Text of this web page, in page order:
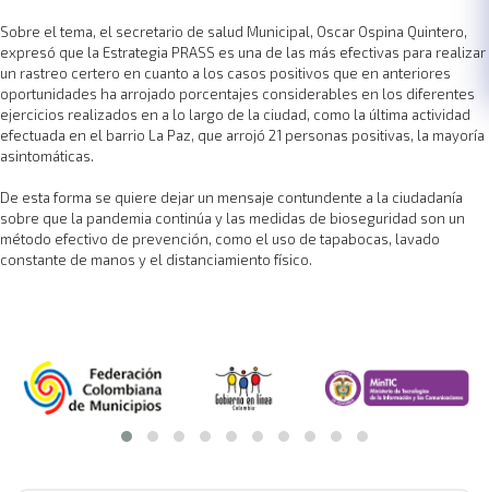
Sobre el tema, el secretario de salud Municipal, Oscar Ospina Quintero,
expresó que la Estrategia PRASS es una de las más efectivas para realizar
un rastreo certero en cuanto a los casos positivos que en anteriores
oportunidades ha arrojado porcentajes considerables en los diferentes
ejercicios realizados en a lo largo de la ciudad, como la última actividad
efectuada en el barrio La Paz, que arrojó 21 personas positivas, la mayoría
asintomáticas.
De esta forma se quiere dejar un mensaje contundente a la ciudadanía
sobre que la pandemia continúa y las medidas de bioseguridad son un
método efectivo de prevención, como el uso de tapabocas, lavado
constante de manos y el distanciamiento físico.